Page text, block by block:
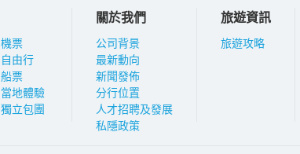
機票
自由行
船票
當地體驗
獨立包團
關於我們
公司背景
最新動向
新聞發佈
分行位置
人才招聘及發展
私隱政策
旅遊資訊
旅遊攻略